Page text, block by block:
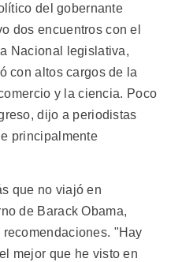
del gobernante
dos encuentros con el
Nacional legislativa,
con altos cargos de la
y la ciencia. Poco
dijo a periodistas
principalmente
que no viajó en
de Barack Obama,
"Hay
mejor que he visto en